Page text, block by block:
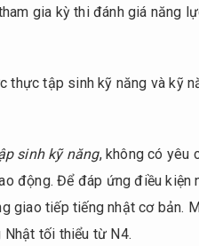
gia kỳ thi đánh giá năng
thực tập sinh kỹ năng và kỹ
sinh kỹ năng, không có yêu
động. Để đáp ứng điều
giao tiếp tiếng nhật cơ
Nhật tối thiểu từ N4.